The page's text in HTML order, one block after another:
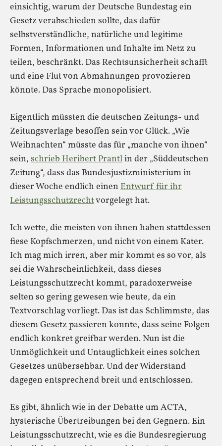
einsichtig, warum der Deutsche Bundestag ein
Gesetz verabschieden sollte, das dafür
selbstverständliche, natürliche und legitime
Formen, Informationen und Inhalte im Netz zu
teilen, beschränkt. Das Rechtsunsicherheit schafft
und eine Flut von Abmahnungen provozieren
könnte. Das Sprache monopolisiert.
Eigentlich müssten die deutschen Zeitungs- und
Zeitungsverlage besoffen sein vor Glück. „Wie
Weihnachten“ müsste das für „manche von ihnen“
sein, schrieb Heribert Prantlin der „Süddeutschen
Zeitung“, dass das Bundesjustizministerium in
dieser Woche endlich einen Entwurf für ihr
Leistungsschutzrechtvorgelegt hat.
Ich wette, die meisten von ihnen haben stattdessen
fiese Kopfschmerzen, und nicht von einem Kater.
Ich mag mich irren, aber mir kommt es so vor, als
sei die Wahrscheinlichkeit, dass dieses
Leistungsschutzrecht kommt, paradoxerweise
selten so gering gewesen wie heute, da ein
Textvorschlag vorliegt. Das ist das Schlimmste, das
diesem Gesetz passieren konnte, dass seine Folgen
endlich konkret greifbar werden. Nun ist die
Unmöglichkeit und Untauglichkeit eines solchen
Gesetzes unübersehbar. Und der Widerstand
dagegen entsprechend breit und entschlossen.
Es gibt, ähnlich wie in der Debatte um ACTA,
hysterische Übertreibungen bei den Gegnern. Ein
Leistungsschutzrecht, wie es die Bundesregierung